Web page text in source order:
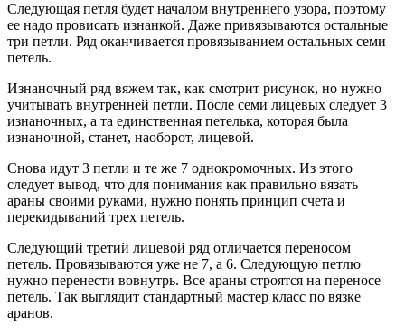
Следующая петля будет началом внутреннего узора, поэтому
ее надо провисать изнанкой. Даже привязываются остальные
три петли. Ряд оканчивается провязыванием остальных семи
петель.
Изнаночный ряд вяжем так, как смотрит рисунок, но нужно
учитывать внутренней петли. После семи лицевых следует 3
изнаночных, а та единственная петелька, которая была
изнаночной, станет, наоборот, лицевой.
Снова идут 3 петли и те же 7 однокромочных. Из этого
следует вывод, что для понимания как правильно вязать
араны своими руками, нужно понять принцип счета и
перекидываний трех петель.
Следующий третий лицевой ряд отличается переносом
петель. Провязываются уже не 7, а 6. Следующую петлю
нужно перенести вовнутрь. Все араны строятся на переносе
петель. Так выглядит стандартный мастер класс по вязке
аранов.